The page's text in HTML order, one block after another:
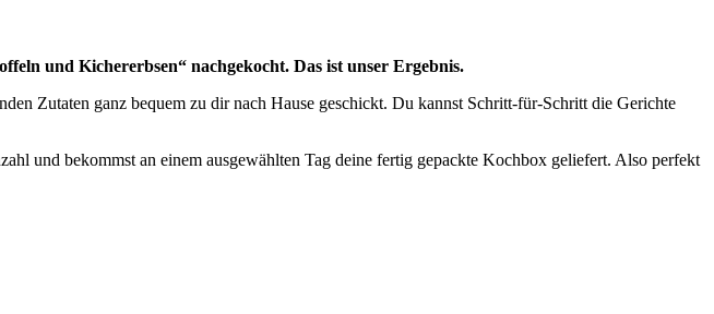
und Kichererbsen“ nachgekocht. Das ist unser Ergebnis.
Zutaten ganz bequem zu dir nach Hause geschickt. Du kannst Schritt-für-Schritt die Gerichte
und bekommst an einem ausgewählten Tag deine fertig gepackte Kochbox geliefert. Also perfekt